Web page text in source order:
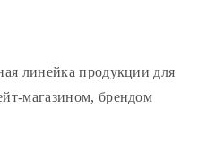
линейка продукции для
магазином, брендом